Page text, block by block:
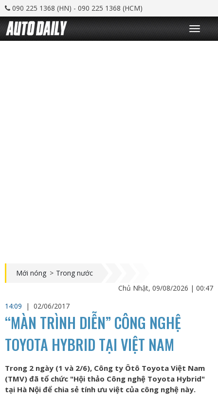
090 225 1368 (HN) - 090 225 1368 (HCM)
T
o
g
Mới nóng > Trong nước
Chủ Nhật, 09/08/2026 | 00:47
14:09
| 02/06/2017
“MÀN TRÌNH DIỄN” CÔNG NGHỆ
TOYOTA HYBRID TẠI VIỆT NAM
Trong 2 ngày (1 và 2/6), Công ty Ôtô Toyota Việt Nam
(TMV) đã tổ chức "Hội thảo Công nghệ Toyota Hybrid"
tại Hà Nội để chia sẻ tính ưu việt của công nghệ này.